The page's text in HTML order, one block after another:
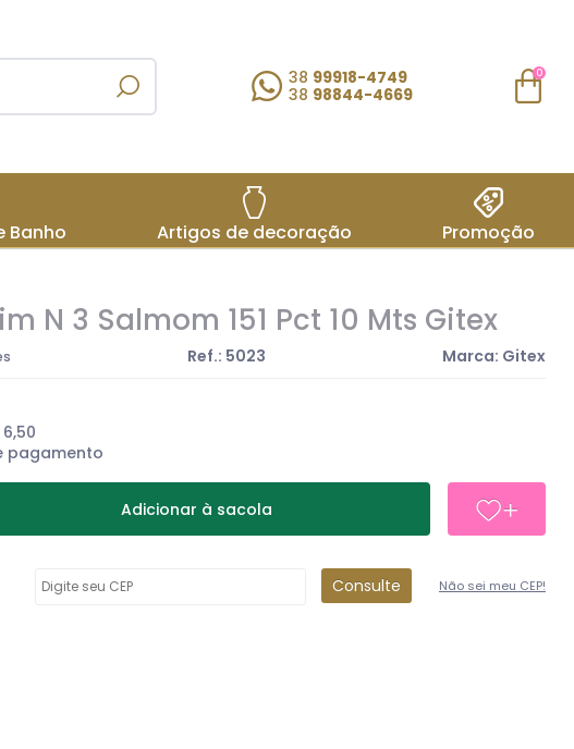
38 99918-4749
38 98844-4669
0
Banho Artigos de decoração Promoção
N 3 Salmom 151 Pct 10 Mts Gitex
Ref.: 5023 Marca: Gitex
6,50
pagamento
Adicionar à sacola
Consulte Não sei meu CEP!